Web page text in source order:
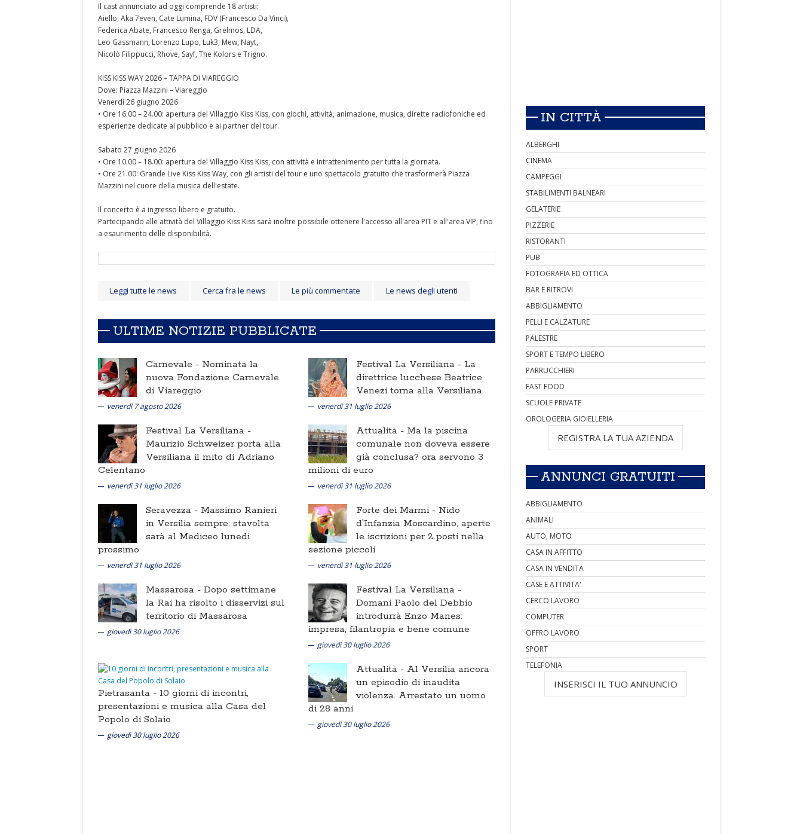
Il cast annunciato ad oggi comprende 18 artisti:
Aiello, Aka 7even, Cate Lumina, FDV (Francesco Da Vinci),
Federica Abate, Francesco Renga, Grelmos, LDA,
Leo Gassmann, Lorenzo Lupo, Luk3, Mew, Nayt,
Nicolò Filippucci, Rhove, Sayf, The Kolors e Trigno.
KISS KISS WAY 2026 – TAPPA DI VIAREGGIO
Dove: Piazza Mazzini – Viareggio
Venerdì 26 giugno 2026
• Ore 16.00 – 24.00: apertura del Villaggio Kiss Kiss, con giochi, attività, animazione, musica, dirette radiofoniche ed
esperienze dedicate al pubblico e ai partner del tour.
Sabato 27 giugno 2026
• Ore 10.00 – 18.00: apertura del Villaggio Kiss Kiss, con attività e intrattenimento per tutta la giornata.
• Ore 21.00: Grande Live Kiss Kiss Way, con gli artisti del tour e uno spettacolo gratuito che trasformerà Piazza
Mazzini nel cuore della musica dell'estate.
Il concerto è a ingresso libero e gratuito.
Partecipando alle attività del Villaggio Kiss Kiss sarà inoltre possibile ottenere l'accesso all'area PIT e all'area VIP, fino
a esaurimento delle disponibilità.
Leggi tutte le news Cerca fra le news Le più commentate Le news degli utenti
ULTIME NOTIZIE PUBBLICATE
Carnevale - Nominata la
nuova Fondazione Carnevale
di Viareggio
venerdì 7 agosto 2026
Festival La Versiliana - La
direttrice lucchese Beatrice
Venezi torna alla Versiliana
venerdì 31 luglio 2026
Festival La Versiliana -
Maurizio Schweizer porta alla
Versiliana il mito di Adriano
Celentano
venerdì 31 luglio 2026
Attualità - Ma la piscina
comunale non doveva essere
già conclusa? ora servono 3
milioni di euro
venerdì 31 luglio 2026
Seravezza - Massimo Ranieri
in Versilia sempre: stavolta
sarà al Mediceo lunedi
prossimo
venerdì 31 luglio 2026
Forte dei Marmi - Nido
d'Infanzia Moscardino, aperte
le iscrizioni per 2 posti nella
sezione piccoli
venerdì 31 luglio 2026
Massarosa - Dopo settimane
la Rai ha risolto i disservizi sul
territorio di Massarosa
giovedì 30 luglio 2026
Festival La Versiliana -
Domani Paolo del Debbio
introdurrà Enzo Manes:
impresa, filantropia e bene comune
giovedì 30 luglio 2026
Pietrasanta - 10 giorni di incontri,
presentazioni e musica alla Casa del
Popolo di Solaio
giovedì 30 luglio 2026
Attualità - Al Versilia ancora
un episodio di inaudita
violenza. Arrestato un uomo
di 28 anni
giovedì 30 luglio 2026
IN CITTÀ
ALBERGHI
CINEMA
CAMPEGGI
STABILIMENTI BALNEARI
GELATERIE
PIZZERIE
RISTORANTI
PUB
FOTOGRAFIA ED OTTICA
BAR E RITROVI
ABBIGLIAMENTO
PELLI E CALZATURE
PALESTRE
SPORT E TEMPO LIBERO
PARRUCCHIERI
FAST FOOD
SCUOLE PRIVATE
OROLOGERIA GIOIELLERIA
REGISTRA LA TUA AZIENDA
ANNUNCI GRATUITI
ABBIGLIAMENTO
ANIMALI
AUTO, MOTO
CASA IN AFFITTO
CASA IN VENDITA
CASE E ATTIVITA'
CERCO LAVORO
COMPUTER
OFFRO LAVORO
SPORT
TELEFONIA
INSERISCI IL TUO ANNUNCIO